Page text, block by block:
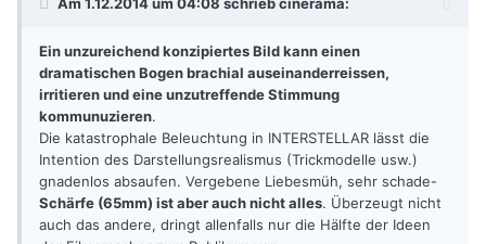
Am 1.12.2014 um 04:08 schrieb cinerama:
Ein unzureichend konzipiertes Bild kann einen
dramatischen Bogen brachial auseinanderreissen,
irritieren und eine unzutreffende Stimmung
kommunuzieren.
Die katastrophale Beleuchtung in INTERSTELLAR lässt die
Intention des Darstellungsrealismus (Trickmodelle usw.)
gnadenlos absaufen. Vergebene Liebesmüh, sehr schade-
Schärfe (65mm) ist aber auch nicht alles. Überzeugt nicht
auch das andere, dringt allenfalls nur die Hälfte der Ideen